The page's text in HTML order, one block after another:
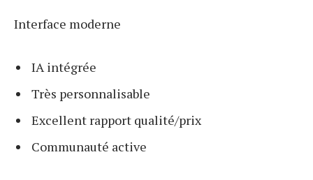
Interface moderne
IA intégrée
Très personnalisable
Excellent rapport qualité/prix
Communauté active